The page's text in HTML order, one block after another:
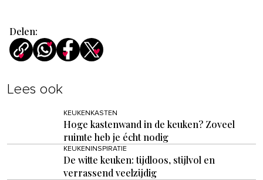
Delen:
Lees ook
KEUKENKASTEN
Hoge kastenwand in de keuken? Zoveel
ruimte heb je écht nodig
KEUKENINSPIRATIE
De witte keuken: tijdloos, stijlvol en
verrassend veelzijdig